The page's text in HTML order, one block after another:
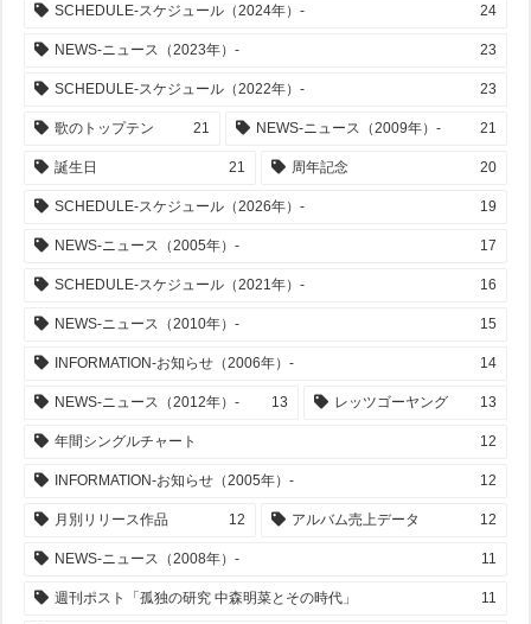
SCHEDULE-スケジュール（2024年）- 24
NEWS-ニュース（2023年）- 23
SCHEDULE-スケジュール（2022年）- 23
歌のトップテン 21 NEWS-ニュース（2009年）- 21
誕生日 21 周年記念 20
SCHEDULE-スケジュール（2026年）- 19
NEWS-ニュース（2005年）- 17
SCHEDULE-スケジュール（2021年）- 16
NEWS-ニュース（2010年）- 15
INFORMATION-お知らせ（2006年）- 14
NEWS-ニュース（2012年）- 13 レッツゴーヤング 13
年間シングルチャート 12
INFORMATION-お知らせ（2005年）- 12
月別リリース作品 12 アルバム売上データ 12
NEWS-ニュース（2008年）- 11
週刊ポスト「孤独の研究 中森明菜とその時代」 11